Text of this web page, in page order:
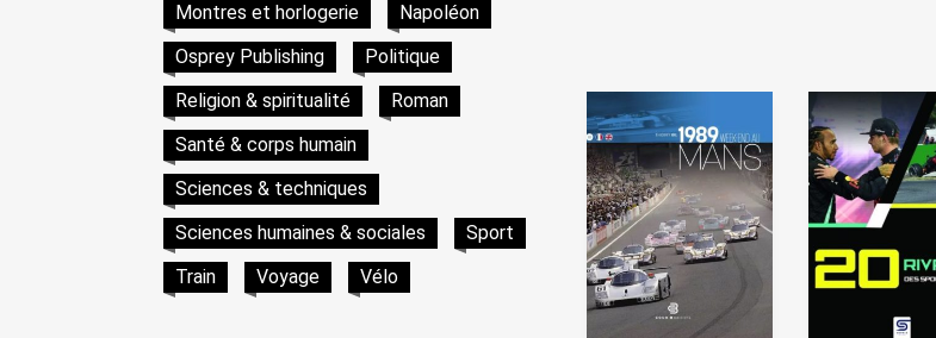
Montres et horlogerie
Napoléon
Osprey Publishing
Politique
Religion & spiritualité
Roman
Santé & corps humain
Sciences & techniques
Sciences humaines & sociales
Sport
Train
Voyage Vélo